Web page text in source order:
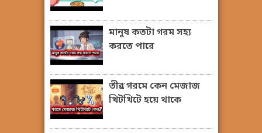
মানুষ কতটা গরম সহ্য
করতে পারে
তীব্র গরমে কেন মেজাজ
খিটখিটে হয়ে থাকে